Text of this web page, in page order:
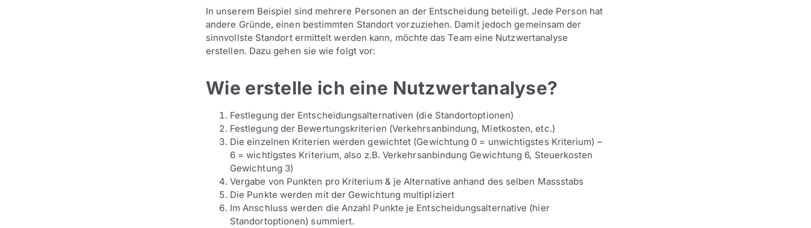
In unserem Beispiel sind mehrere Personen an der Entscheidung beteiligt. Jede Person hat
andere Gründe, einen bestimmten Standort vorzuziehen. Damit jedoch gemeinsam der
sinnvollste Standort ermittelt werden kann, möchte das Team eine Nutzwertanalyse
erstellen. Dazu gehen sie wie folgt vor:
Wie erstelle ich eine Nutzwertanalyse?
Festlegung der Entscheidungsalternativen (die Standortoptionen)
Festlegung der Bewertungskriterien (Verkehrsanbindung, Mietkosten, etc.)
Die einzelnen Kriterien werden gewichtet (Gewichtung 0 = unwichtigstes Kriterium) –
6 = wichtigstes Kriterium, also z.B. Verkehrsanbindung Gewichtung 6, Steuerkosten
Gewichtung 3)
Vergabe von Punkten pro Kriterium & je Alternative anhand des selben Massstabs
Die Punkte werden mit der Gewichtung multipliziert
Im Anschluss werden die Anzahl Punkte je Entscheidungsalternative (hier
Standortoptionen) summiert.